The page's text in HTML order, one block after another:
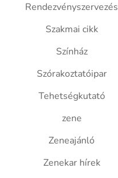
Rendezvényszervezés
Szakmai cikk
Színház
Szórakoztatóipar
Tehetségkutató
zene
Zeneajánló
Zenekar hírek